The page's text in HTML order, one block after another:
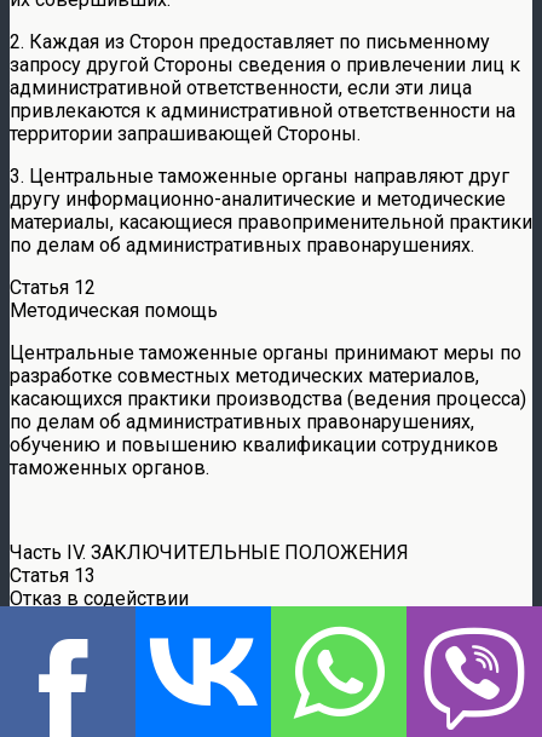
2. Каждая из Сторон предоставляет по письменному
запросу другой Стороны сведения о привлечении лиц к
административной ответственности, если эти лица
привлекаются к административной ответственности на
территории запрашивающей Стороны.
3. Центральные таможенные органы направляют друг
другу информационно-аналитические и методические
материалы, касающиеся правоприменительной практики
по делам об административных правонарушениях.
Статья 12
Методическая помощь
Центральные таможенные органы принимают меры по
разработке совместных методических материалов,
касающихся практики производства (ведения процесса)
по делам об административных правонарушениях,
обучению и повышению квалификации сотрудников
таможенных органов.
Часть IV. ЗАКЛЮЧИТЕЛЬНЫЕ ПОЛОЖЕНИЯ
Статья 13
Отказ в содействии
1. В оказании правовой помощи по делам об
административных правонарушениях отказывается,
если исполнение запроса может нанести ущерб
суверенитету, безопасности, общественному порядку